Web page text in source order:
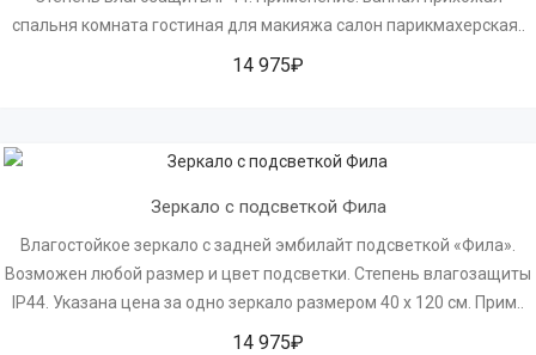
спальня комната гостиная для макияжа салон парикмахерская..
14 975₽
Зеркало с подсветкой Фила
Влагостойкое зеркало с задней эмбилайт подсветкой «Фила».
Возможен любой размер и цвет подсветки. Степень влагозащиты
IP44. Указана цена за одно зеркало размером 40 х 120 см. Прим..
14 975₽